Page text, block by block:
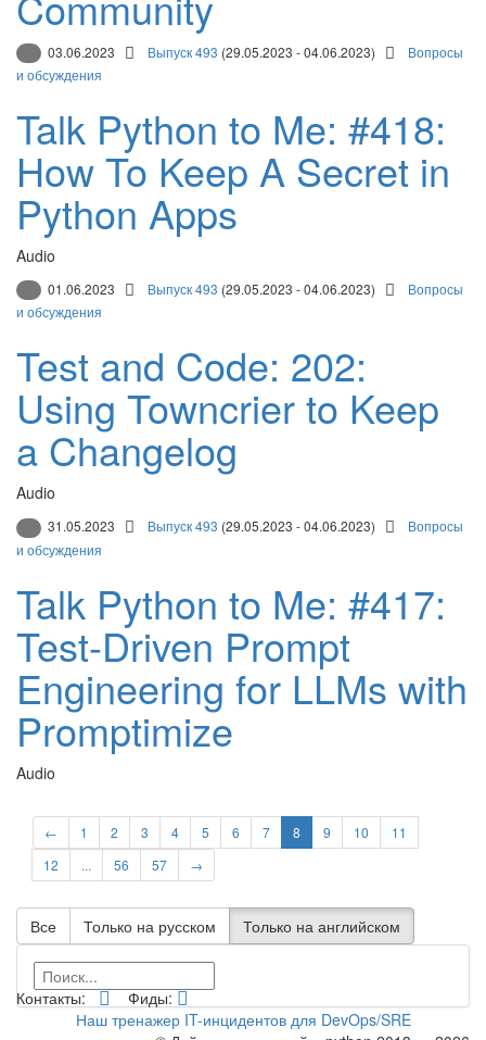
03.06.2023 Выпуск 493 (29.05.2023 - 04.06.2023)
Вопросы
и обсуждения
Talk Python to Me: #418:
How To Keep A Secret in
Python Apps
Audio
01.06.2023 Выпуск 493 (29.05.2023 - 04.06.2023)
Вопросы
и обсуждения
Test and Code: 202:
Using Towncrier to Keep
a Changelog
Audio
31.05.2023 Выпуск 493 (29.05.2023 - 04.06.2023)
Вопросы
и обсуждения
Talk Python to Me: #417:
Test-Driven Prompt
Engineering for LLMs with
Promptimize
Audio
← 1 2 3 4 5 6 7 8 9 10
11
12
... 56 57 →
Все Только на русском Только на английском
Контакты:
Фиды:
Наш тренажер IT-инцидентов для DevOps/SRE